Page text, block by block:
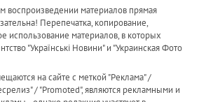
воспроизведении материалов прямая
Перепечатка, копирование,
использование материалов, в которых
"Українськi Новини" и "Украинская Фото
на сайте с меткой "Реклама" /
/ "Promoted", являются рекламными и